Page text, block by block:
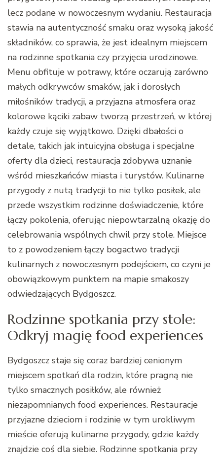
lecz podane w nowoczesnym wydaniu. Restauracja
stawia na autentyczność smaku oraz wysoką jakość
składników, co sprawia, że jest idealnym miejscem
na rodzinne spotkania czy przyjęcia urodzinowe.
Menu obfituje w potrawy, które oczarują zarówno
małych odkrywców smaków, jak i dorosłych
miłośników tradycji, a przyjazna atmosfera oraz
kolorowe kąciki zabaw tworzą przestrzeń, w której
każdy czuje się wyjątkowo. Dzięki dbałości o
detale, takich jak intuicyjna obsługa i specjalne
oferty dla dzieci, restauracja zdobywa uznanie
wśród mieszkańców miasta i turystów. Kulinarne
przygody z nutą tradycji to nie tylko posiłek, ale
przede wszystkim rodzinne doświadczenie, które
łączy pokolenia, oferując niepowtarzalną okazję do
celebrowania wspólnych chwil przy stole. Miejsce
to z powodzeniem łączy bogactwo tradycji
kulinarnych z nowoczesnym podejściem, co czyni je
obowiązkowym punktem na mapie smakoszy
odwiedzających Bydgoszcz.
Rodzinne spotkania przy stole:
Odkryj magię food experiences
Bydgoszcz staje się coraz bardziej cenionym
miejscem spotkań dla rodzin, które pragną nie
tylko smacznych posiłków, ale również
niezapomnianych food experiences. Restauracje
przyjazne dzieciom i rodzinie w tym urokliwym
mieście oferują kulinarne przygody, gdzie każdy
znajdzie coś dla siebie. Rodzinne spotkania przy